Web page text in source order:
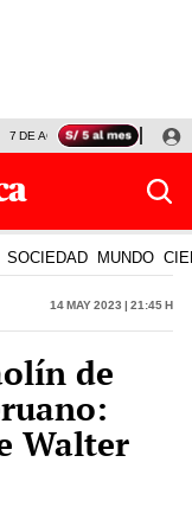
7 DE AGOSTO OLLANTA
SOCIEDAD MUNDO
14 May 2023 | 21:45 h
de
Walter